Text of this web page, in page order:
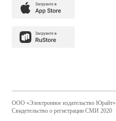
ООО «Электронное издательство Юрайт»
Свидетельство о регистрации СМИ 2020